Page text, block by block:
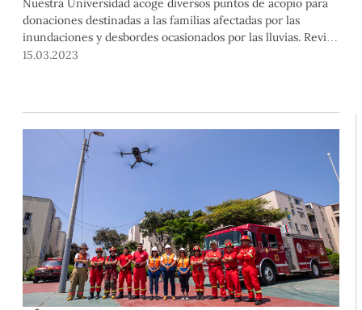
damnificadas
Nuestra Universidad acoge diversos puntos de acopio para
donaciones destinadas a las familias afectadas por las
inundaciones y desbordes ocasionados por las lluvias. Revisa
cuál te queda más cerca en el campus y los horarios en que
15.03.2023